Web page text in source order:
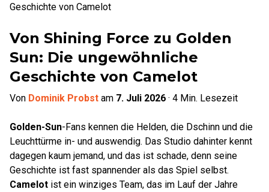
Geschichte von Camelot
Von Shining Force zu Golden
Sun: Die ungewöhnliche
Geschichte von Camelot
Von Dominik Probst am 7. Juli 2026 · 4 Min. Lesezeit
Golden-Sun-Fans kennen die Helden, die Dschinn und die
Leuchttürme in- und auswendig. Das Studio dahinter kennt
dagegen kaum jemand, und das ist schade, denn seine
Geschichte ist fast spannender als das Spiel selbst.
Camelot ist ein winziges Team, das im Lauf der Jahre